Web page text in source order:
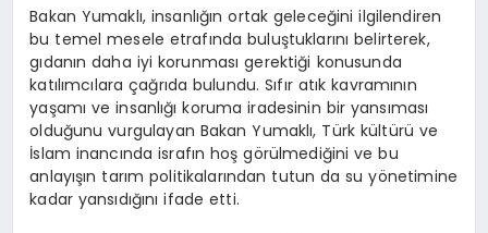
Bakan Yumaklı, insanlığın ortak geleceğini ilgilendiren
bu temel mesele etrafında buluştuklarını belirterek,
gıdanın daha iyi korunması gerektiği konusunda
katılımcılara çağrıda bulundu. Sıfır atık kavramının
yaşamı ve insanlığı koruma iradesinin bir yansıması
olduğunu vurgulayan Bakan Yumaklı, Türk kültürü ve
İslam inancında israfın hoş görülmediğini ve bu
anlayışın tarım politikalarından tutun da su yönetimine
kadar yansıdığını ifade etti.